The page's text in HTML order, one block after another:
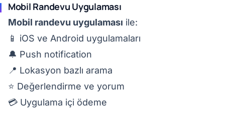
Mobil Randevu Uygulaması
Mobil randevu uygulaması ile:
📱 iOS ve Android uygulamaları
🔔 Push notification
📍 Lokasyon bazlı arama
⭐ Değerlendirme ve yorum
💳 Uygulama içi ödeme